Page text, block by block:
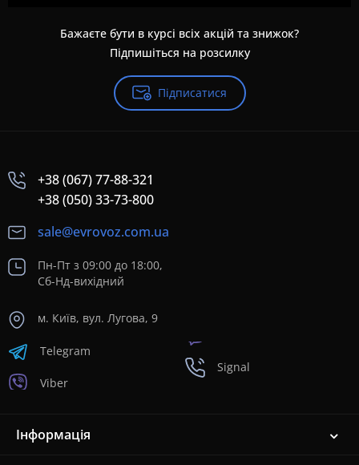
Бажаєте бути в курсі всіх акцій та знижок?
Підпишіться на розсилку
Підписатися
+38 (067) 77-88-321
+38 (050) 33-73-800
sale@evrovoz.com.ua
Пн-Пт з 09:00 до 18:00,
Сб-Нд-вихідний
м. Київ, вул. Лугова, 9
Telegram
Viber
Signal
Інформація